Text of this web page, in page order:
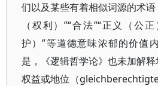
们以及某些有着相似词源的术
（权利）”“合法”“正义（公
护）”等道德意味浓郁的价值
是，《逻辑哲学论》也未加解
权益或地位（